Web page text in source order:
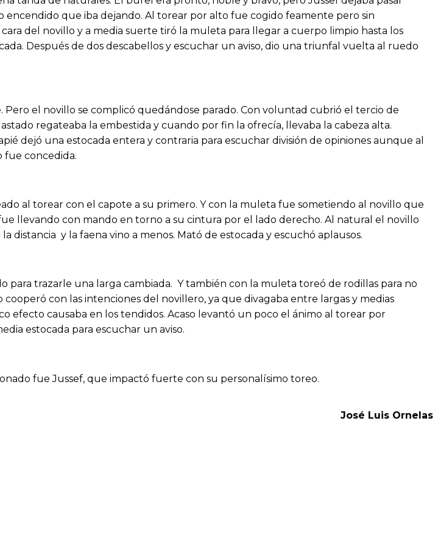
que iba dejando. Al torear por alto fue cogido feamente pero sin
del novillo y a media suerte tiró la muleta para llegar a cuerpo limpio hasta los
Después de dos descabellos y escuchar un aviso, dio una triunfal vuelta al ruedo
el novillo se complicó quedándose parado. Con voluntad cubrió el tercio de
regateaba la embestida y cuando por fin la ofrecía, llevaba la cabeza alta.
dejó una estocada entera y contraria para escuchar división de opiniones aunque al
fue concedida.
al torear con el capote a su primero. Y con la muleta fue sometiendo al novillo que
llevando con mando en torno a su cintura por el lado derecho. Al natural el novillo
y la faena vino a menos. Mató de estocada y escuchó aplausos.
para trazarle una larga cambiada. Y también con la muleta toreó de rodillas para no
con las intenciones del novillero, ya que divagaba entre largas y medias
efecto causaba en los tendidos. Acaso levantó un poco el ánimo al torear por
estocada para escuchar un aviso.
fue Jussef, que impactó fuerte con su personalísimo toreo.
José Luis Ornelas